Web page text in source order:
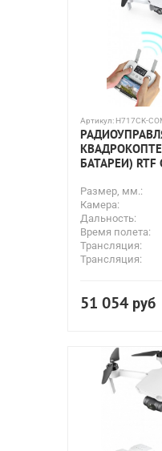
Артикул: H717CK-
КВАДРОКОПТЕР
БАТАРЕИ) RTF
Размер, мм.:
Камера:
Дальность:
Время полета:
Трансляция:
Трансляция:
51 054 руб